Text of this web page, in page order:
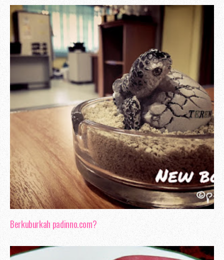
Berkuburkah padinno.com?